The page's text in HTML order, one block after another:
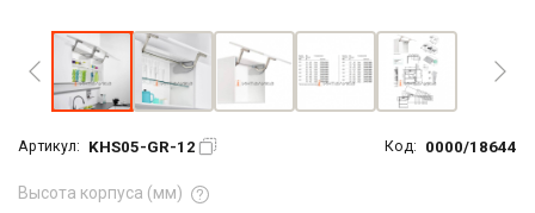
Артикул: KHS05-GR-12 Код: 0000/18644
Высота корпуса (мм)